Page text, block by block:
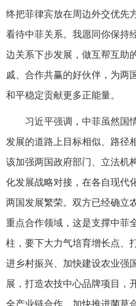
终把菲律宾放在周边外交优先
看待中菲关系。我愿同你保持
边关系下步发展，做互帮互助
戚、合作共赢的好伙伴，为两
和平稳定贡献更多正能量。
习近平强调，中菲虽然国
发展的道路上目标相似、路径
该加强两国政府部门、立法机
化发展战略对接，在各自现代
两国发展繁荣。双方已经确立
重点合作领域，这是支撑中菲
柱，要下大力气培育增长点、
进乡村振兴、加快建设农业强
展，打造农技中心品牌项目，
全产业链合作，加快推进菌草